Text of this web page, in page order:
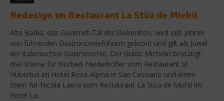
Redesign im Restaurant La Stüa de Michil
Alta Badia, das Gourmet-Tal der Dolomiten, wird seit Jahren
von führenden Gastronomieführern gekrönt und gilt als Juwel
der italienischen Gastronomie. Der Guide Michelin bestätigt
drei Sterne für Norbert Niederkofler vom Restaurant St.
Hubertus im Hotel Rosa Alpina in San Cassiano und einen
Stern für Nicola Laera vom Restaurant La Stüa de Michil im
Hotel La...